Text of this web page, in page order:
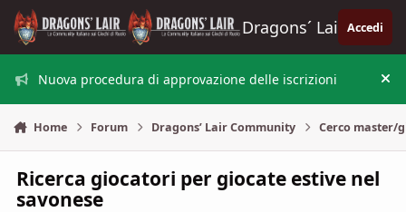
Vai al contenuto
Dragons´ Lair Accedi
Nuova procedura di approvazione delle iscrizioni
Home Forum Dragons’ Lair Community Cerco master/
Ricerca giocatori per giocate estive nel
savonese